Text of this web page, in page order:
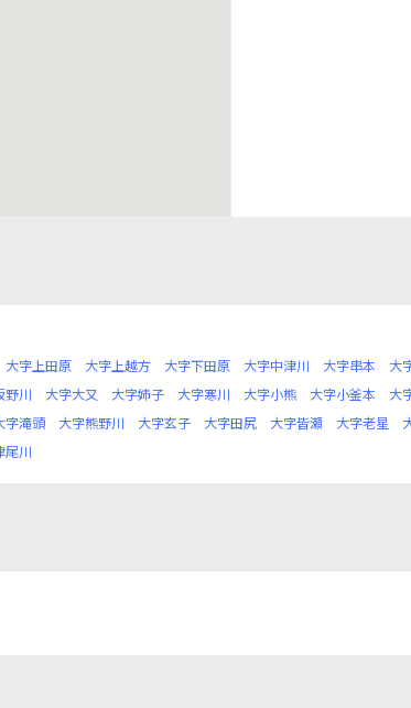
大字上田原 大字上越方 大字下田原 大字中津川 大字串本 大
野川 大字大又 大字姉子 大字寒川 大字小熊 大字小釜本 大
字滝頭 大字熊野川 大字玄子 大字田尻 大字皆瀬 大字老星
尾川